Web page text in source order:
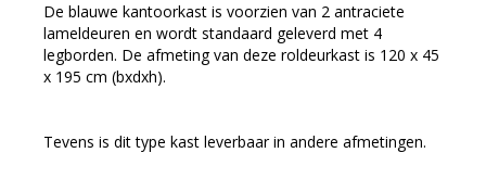
De blauwe kantoorkast is voorzien van 2 antraciete
lameldeuren en wordt standaard geleverd met 4
legborden. De afmeting van deze roldeurkast is 120 x 45
x 195 cm (bxdxh).
Tevens is dit type kast leverbaar in andere afmetingen.